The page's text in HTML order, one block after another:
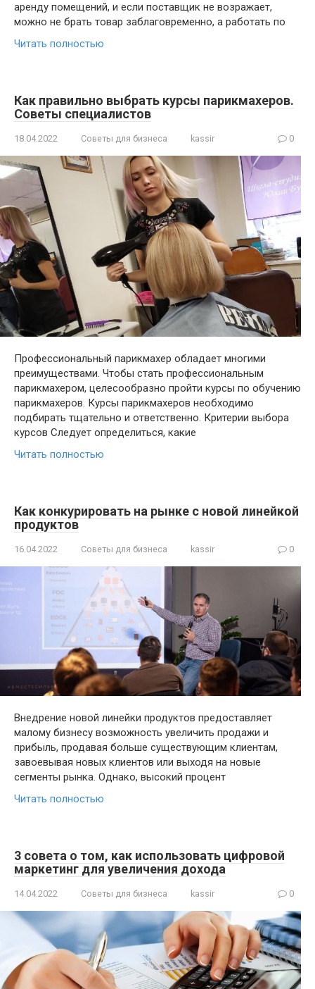
аренду помещений, и если поставщик не возражает,
можно не брать товар заблаговременно, а работать по
Читать полностью
Как правильно выбрать курсы парикмахеров.
Советы специалистов
18.04.2022 Советы для бизнеса kassir 0
Профессиональный парикмахер обладает многими
преимуществами. Чтобы стать профессиональным
парикмахером, целесообразно пройти курсы по обучению
парикмахеров. Курсы парикмахеров необходимо
подбирать тщательно и ответственно. Критерии выбора
курсов Следует определиться, какие
Читать полностью
Как конкурировать на рынке с новой линейкой
продуктов
16.04.2022 Советы для бизнеса kassir 0
Внедрение новой линейки продуктов предоставляет
малому бизнесу возможность увеличить продажи и
прибыль, продавая больше существующим клиентам,
завоевывая новых клиентов или выходя на новые
сегменты рынка. Однако, высокий процент
Читать полностью
3 совета о том, как использовать цифровой
маркетинг для увеличения дохода
14.04.2022 Советы для бизнеса kassir 0